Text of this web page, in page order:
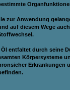
zur Anwendung
auf diesem Wege
Öl entfaltet durch seine
Körpersysteme
Erkrankungen